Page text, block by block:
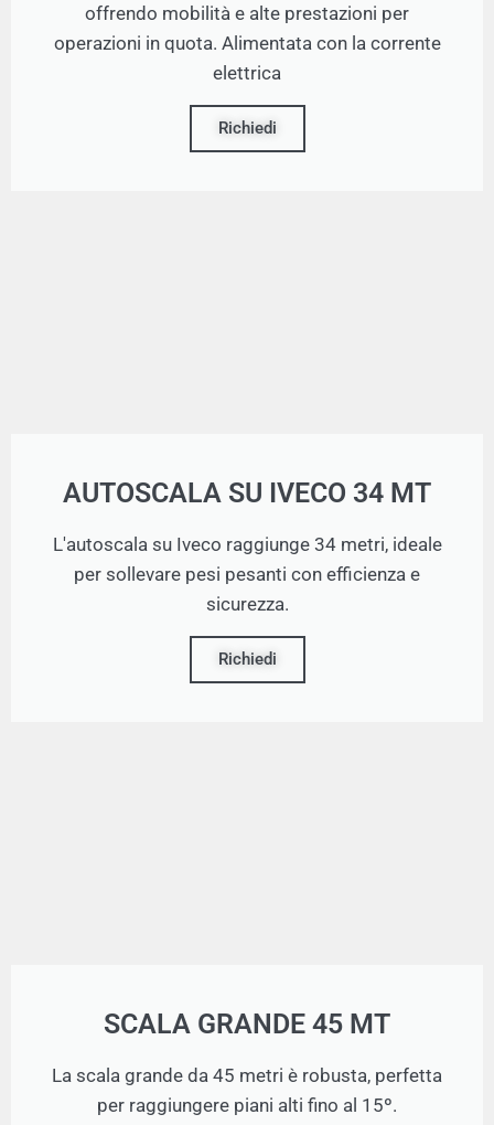
offrendo mobilità e alte prestazioni per
operazioni in quota. Alimentata con la corrente
elettrica
Richiedi
AUTOSCALA SU IVECO 34 MT
L'autoscala su Iveco raggiunge 34 metri, ideale
per sollevare pesi pesanti con efficienza e
sicurezza.
Richiedi
SCALA GRANDE 45 MT
La scala grande da 45 metri è robusta, perfetta
per raggiungere piani alti fino al 15º.